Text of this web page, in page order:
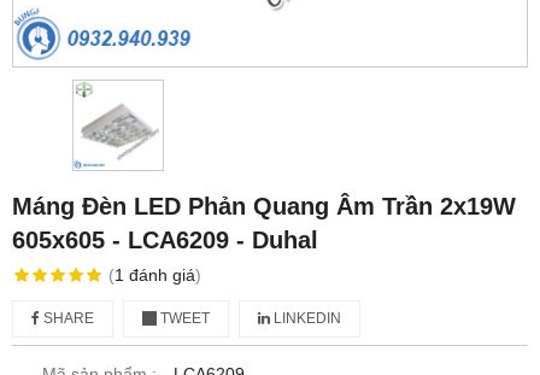
Máng Đèn LED Phản Quang Âm Trần 2x19W
605x605 - LCA6209 - Duhal
(1 đánh giá)
SHARE TWEET LINKEDIN